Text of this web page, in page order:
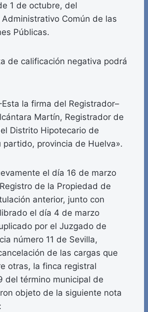
1 de octubre, del
Común de las
Públicas.
de calificación negativa podrá
la firma del Registrador–
Martín, Registrador de
Distrito Hipotecario de
partido, provincia de Huelva».
el día 16 de marzo
de la Propiedad de
anterior, junto con
el día 4 de marzo
por el Juzgado de
número 11 de Sevilla,
de las cargas que
otras, la finca registral
del término municipal de
objeto de la siguiente nota